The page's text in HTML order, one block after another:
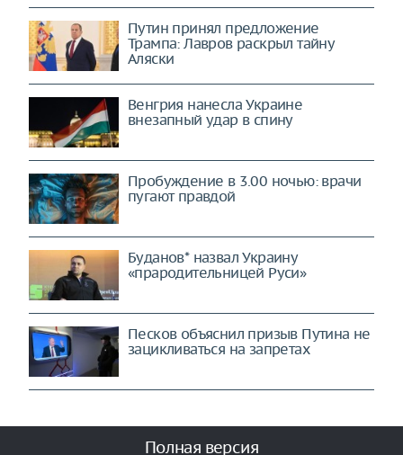
Путин принял предложение
Трампа: Лавров раскрыл тайну
Аляски
Венгрия нанесла Украине
внезапный удар в спину
Пробуждение в 3.00 ночью: врачи
пугают правдой
Буданов* назвал Украину
«прародительницей Руси»
Песков объяснил призыв Путина не
зацикливаться на запретах
Полная версия